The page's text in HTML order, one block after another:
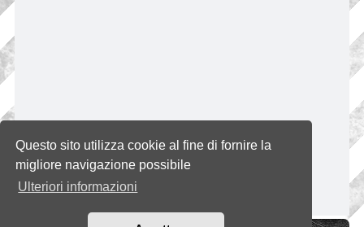
Questo sito utilizza cookie al fine di fornire la
migliore navigazione possibile
Ulteriori informazioni